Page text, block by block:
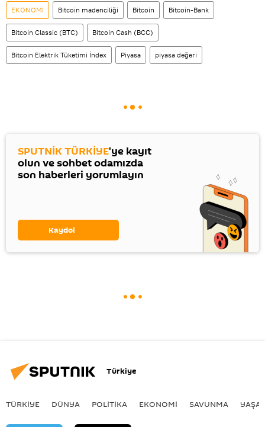
EKONOMİ Bitcoin madenciliği Bitcoin Bitcoin-Bank
Bitcoin Classic (BTC) Bitcoin Cash (BCC)
Bitcoin Elektrik Tüketimi İndex Piyasa piyasa değeri
SPUTNİK TÜRKİYE'ye kayıt
olun ve sohbet odamızda
son haberleri yorumlayın
Kaydol
Türkiye
TÜRKIYE DÜNYA POLİTİKA EKONOMİ SAVUNMA